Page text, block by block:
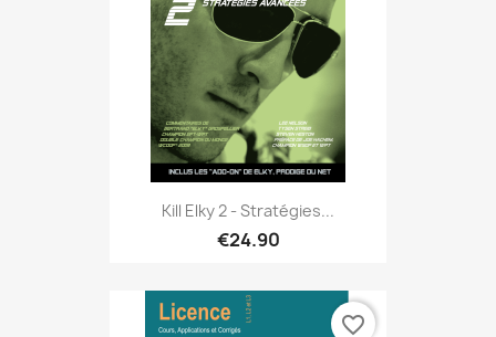
Kill Elky 2 - Stratégies...
€24.90
favorite_border